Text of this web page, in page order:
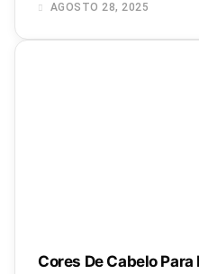
AGOSTO 28, 2025
Cores De Cabelo